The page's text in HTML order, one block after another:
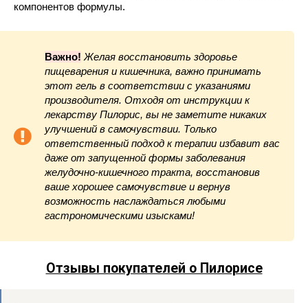
компонентов формулы.
Важно! Желая восстановить здоровье
пищеварения и кишечника, важно принимать
этот гель в соответствии с указаниями
производителя. Отходя от инструкции к
лекарству Пилорис, вы не заметите никаких
улучшений в самочувствии. Только
ответственный подход к терапии избавит вас
даже от запущенной формы заболевания
желудочно-кишечного тракта, восстановив
ваше хорошее самочувствие и вернув
возможность наслаждаться любыми
гастрономическими изысками!
Отзывы покупателей о Пилорисе